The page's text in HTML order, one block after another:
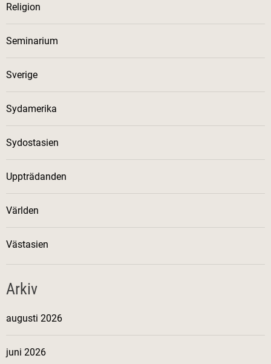
Religion
Seminarium
Sverige
Sydamerika
Sydostasien
Uppträdanden
Världen
Västasien
Arkiv
augusti 2026
juni 2026